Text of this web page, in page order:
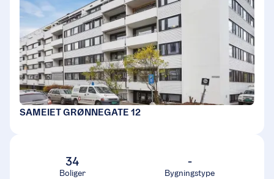
SAMEIET GRØNNEGATE 12
34
Boliger
-
Bygningstype